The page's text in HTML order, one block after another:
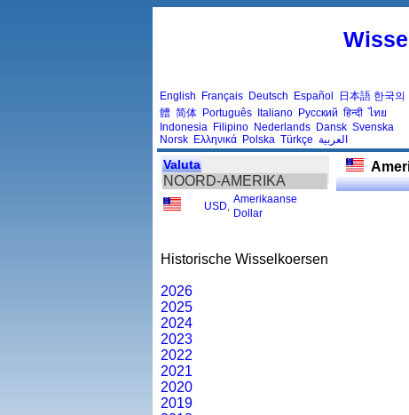
English Français Deutsch Español 日本語 한국의
體 简体 Português Italiano Русский हिन्दी ไทย
Indonesia Filipino Nederlands Dansk Svenska
Norsk Ελληνικά Polska Türkçe العربية
Valuta
NOORD-AMERIKA
USD
Amerikaanse
Dollar
Historische Wisselkoersen
2026
2025
2024
2023
2022
2021
2020
2019